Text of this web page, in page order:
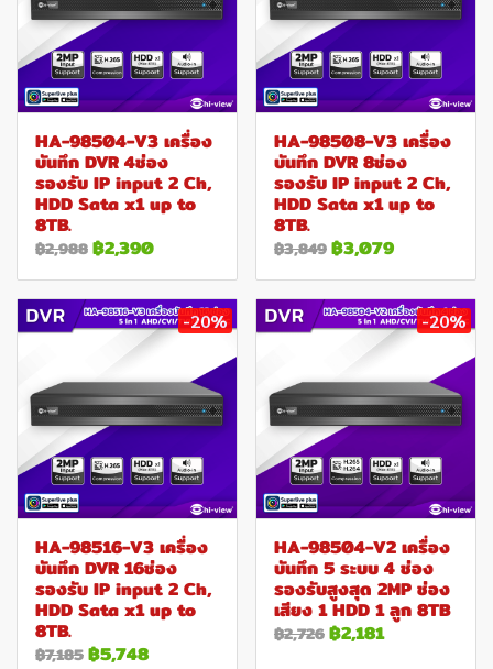
HA-98504-V3 เครื่อง
บันทึก DVR 4ช่อง
รองรับ IP input 2 Ch,
HDD Sata x1 up to
8TB.
฿2,988฿2,390
HA-98508-V3 เครื่อง
บันทึก DVR 8ช่อง
รองรับ IP input 2 Ch,
HDD Sata x1 up to
8TB.
฿3,849฿3,079
-20%
HA-98516-V3 เครื่อง
บันทึก DVR 16ช่อง
รองรับ IP input 2 Ch,
HDD Sata x1 up to
8TB.
฿7,185฿5,748
-20%
HA-98504-V2 เครื่อง
บันทึก 5 ระบบ 4 ช่อง
รองรับสูงสุด 2MP ช่อง
เสียง 1 HDD 1 ลูก 8TB
฿2,726฿2,181